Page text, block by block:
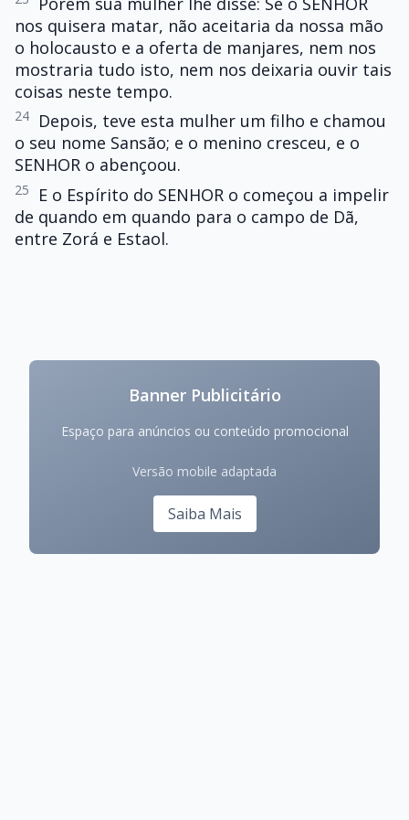
nos quisera matar, não aceitaria da nossa mão
o holocausto e a oferta de manjares, nem nos
mostraria tudo isto, nem nos deixaria ouvir tais
coisas neste tempo.
24
Depois, teve esta mulher um filho e chamou
o seu nome Sansão; e o menino cresceu, e o
SENHOR o abençoou.
25
E o Espírito do SENHOR o começou a impelir
de quando em quando para o campo de Dã,
entre Zorá e Estaol.
Banner Publicitário
Espaço para anúncios ou conteúdo promocional
Versão mobile adaptada
Saiba Mais